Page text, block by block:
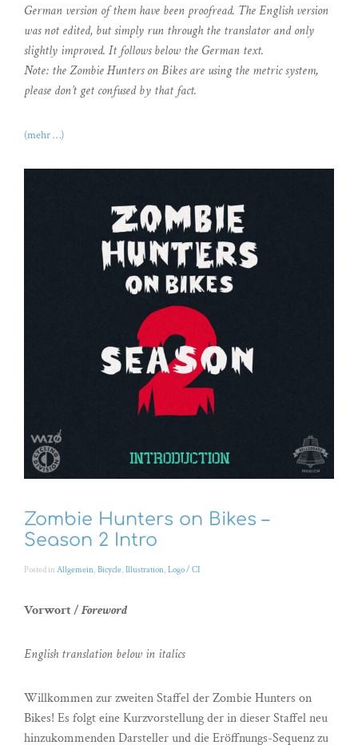
German version of them have been proofread. The English version
was not edited, but simply run through the translator and only
slightly improved. It follows below the German text.
Note: the Zombie Hunters on Bikes are using the metric system,
please don’t get confused by that fact.
(mehr …)
Zombie Hunters on Bikes –
Season 2 Intro
Posted in Allgemein, Bicycle, Illustration, Logo / CI
Vorwort /Foreword
English translation below in italics
Willkommen zur zweiten Staffel der Zombie Hunters on
Bikes! Es folgt eine Kurzvorstellung der in dieser Staffel neu
hinzukommenden Darsteller und die Eröffnungs-Sequenz zu